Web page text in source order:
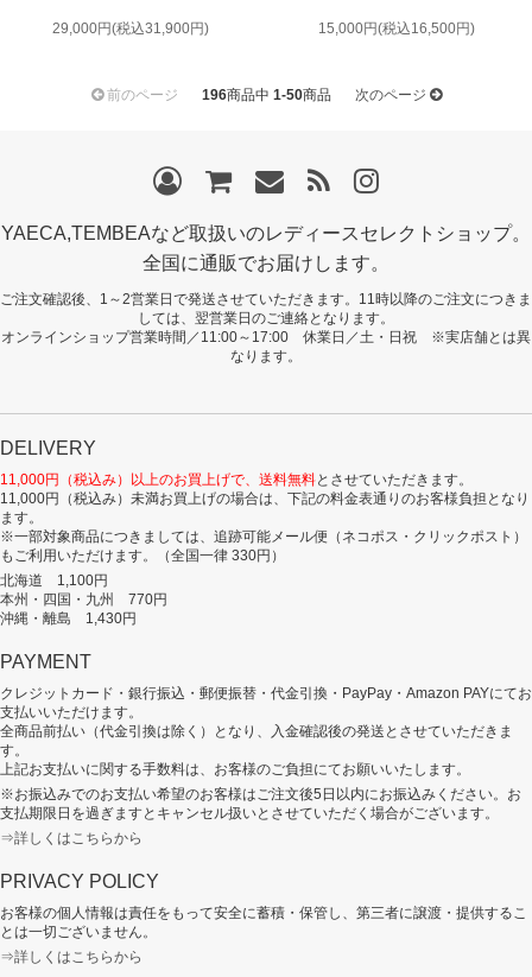
29,000円(税込31,900円) 15,000円(税込16,500円)
前のページ 196商品中 1-50商品 次のページ
YAECA,TEMBEAなど取扱いのレディースセレクトショップ。
全国に通販でお届けします。
ご注文確認後、1～2営業日で発送させていただきます。11時以降のご注文につきま
しては、翌営業日のご連絡となります。
オンラインショップ営業時間／11:00～17:00 休業日／土・日祝 ※実店舗とは異
なります。
DELIVERY
11,000円（税込み）以上のお買上げで、送料無料とさせていただきます。
11,000円（税込み）未満お買上げの場合は、下記の料金表通りのお客様負担となり
ます。
※一部対象商品につきましては、追跡可能メール便（ネコポス・クリックポスト）
もご利用いただけます。（全国一律 330円）
北海道 1,100円
本州・四国・九州 770円
沖縄・離島 1,430円
PAYMENT
クレジットカード・銀行振込・郵便振替・代金引換・PayPay・Amazon PAYにてお
支払いいただけます。
全商品前払い（代金引換は除く）となり、入金確認後の発送とさせていただきま
す。
上記お支払いに関する手数料は、お客様のご負担にてお願いいたします。
※お振込みでのお支払い希望のお客様はご注文後5日以内にお振込みください。お
支払期限日を過ぎますとキャンセル扱いとさせていただく場合がございます。
⇒詳しくはこちらから
PRIVACY POLICY
お客様の個人情報は責任をもって安全に蓄積・保管し、第三者に譲渡・提供するこ
とは一切ございません。
⇒詳しくはこちらから